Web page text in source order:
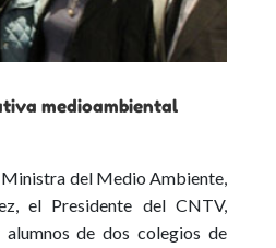
medioambiental
Ministra del Medio Ambiente,
el Presidente del CNTV,
de dos colegios de